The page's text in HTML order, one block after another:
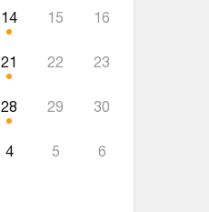
14 15 16
21 22 23
28 29 30
4 5 6